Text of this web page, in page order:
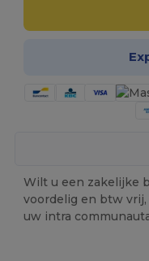
Wilt u een zakelijke
voordelig en btw
uw intra